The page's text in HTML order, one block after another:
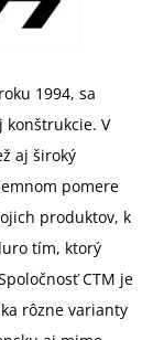
1994, sa
konštrukcie. V
aj široký
pomere
produktov, k
tím, ktorý
CTM je
rôzne varianty